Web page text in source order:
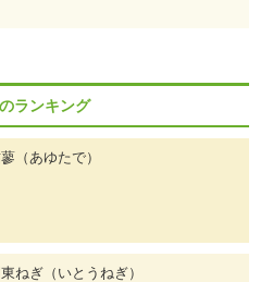
ランキング
（あゆたで）
ねぎ（いとうねぎ）